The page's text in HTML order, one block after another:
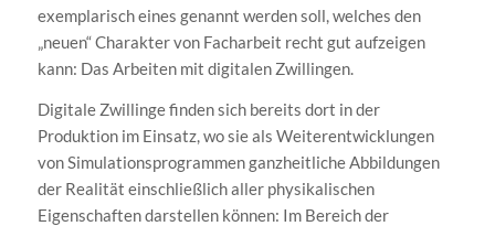
exemplarisch eines genannt werden soll, welches den
„neuen“ Charakter von Facharbeit recht gut aufzeigen
kann: Das Arbeiten mit digitalen Zwillingen.
Digitale Zwillinge finden sich bereits dort in der
Produktion im Einsatz, wo sie als Weiterentwicklungen
von Simulationsprogrammen ganzheitliche Abbildungen
der Realität einschließlich aller physikalischen
Eigenschaften darstellen können: Im Bereich der